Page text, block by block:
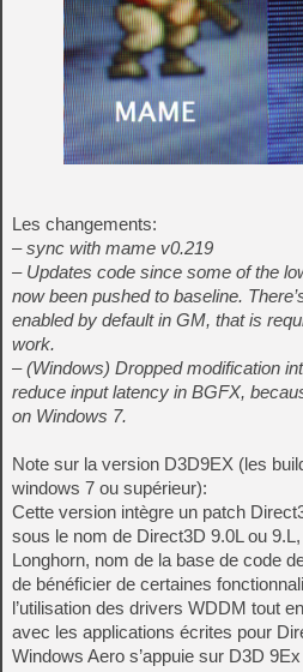
Les changements:
– sync with mame v0.219
– Updates code since some of the
now been pushed to baseline.
enabled by default in GM, that is
work.
– (Windows) Dropped modification
reduce input latency in BGFX,
on Windows 7.
Note sur la version D3D9EX (les
windows 7 ou supérieur):
Cette version intègre un patch
sous le nom de Direct3D 9.0L ou
Longhorn, nom de la base de code
de bénéficier de certaines
l’utilisation des drivers WDDM tout
avec les applications écrites pour
Windows Aero s’appuie sur D3D